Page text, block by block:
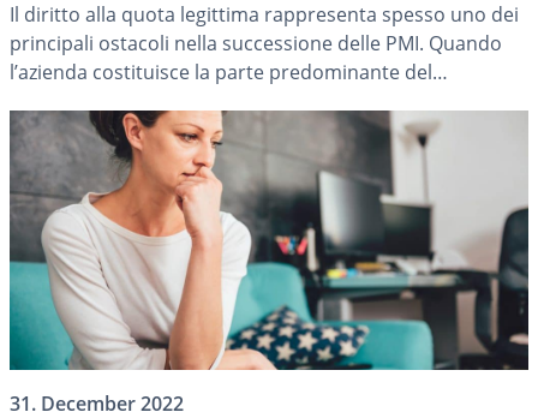
Il diritto alla quota legittima rappresenta spesso uno dei
principali ostacoli nella successione delle PMI. Quando
l’azienda costituisce la parte predominante del
possono ostacolare o quantomeno complicare il
trasferimento dell’impresa secondo la volontà del
disponente. Grazie alla revisione del diritto successorio
entrata in vigore nel 2023, tuttavia, una […]
31. December 2022